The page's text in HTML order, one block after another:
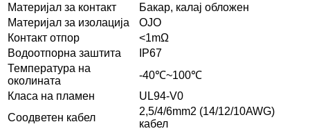
Материјал за контакт
Бакар, калај обложен
Материјал за изолација
ОЈО
Контакт отпор
<1mΩ
Водоотпорна заштита
IP67
Температура на
околината
-40℃~100℃
Класа на пламен
UL94-V0
Соодветен кабел
2,5/4/6mm2 (14/12/10AWG)
кабел